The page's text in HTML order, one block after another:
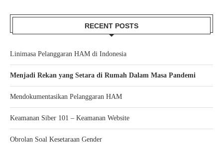
RECENT POSTS
Linimasa Pelanggaran HAM di Indonesia
Menjadi Rekan yang Setara di Rumah Dalam Masa Pandemi
Mendokumentasikan Pelanggaran HAM
Keamanan Siber 101 – Keamanan Website
Obrolan Soal Kesetaraan Gender